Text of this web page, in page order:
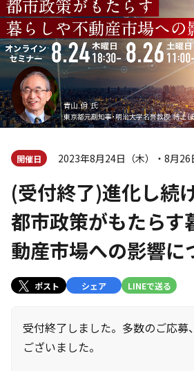
開催日 2023年8月24日（木）・8月26
(受付終了)進化し続
都市政策がもたらす
動産市場への影響に
ポスト シェア LINEで送る
受付終了しました。多数のご応募
ございました。